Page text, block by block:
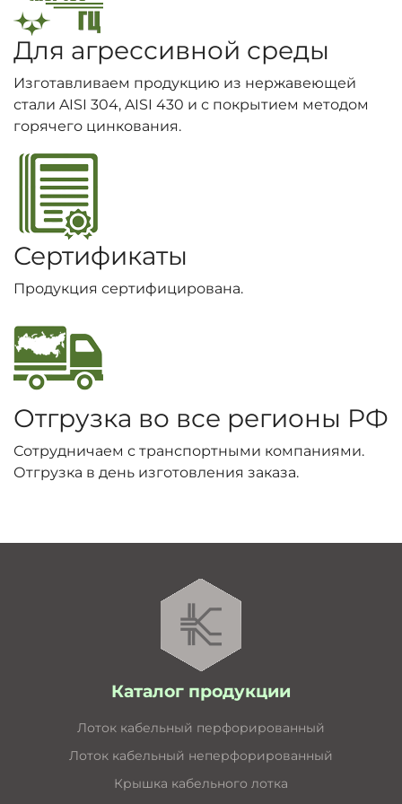
Для агрессивной среды
Изготавливаем продукцию из нержавеющей
стали AISI 304, AISI 430 и с покрытием методом
горячего цинкования.
Сертификаты
Продукция сертифицирована.
Отгрузка во все регионы РФ
Сотрудничаем с транспортными компаниями.
Отгрузка в день изготовления заказа.
Каталог продукции
Лоток кабельный перфорированный
Лоток кабельный неперфорированный
Крышка кабельного лотка